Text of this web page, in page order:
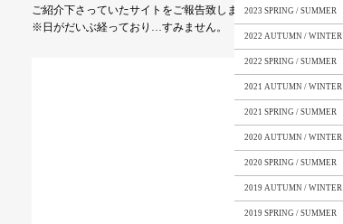
2023 SPRING / SUMMER
2022 AUTUMN / WINTER
2022 SPRING / SUMMER
2021 AUTUMN / WINTER
2021 SPRING / SUMMER
2020 AUTUMN / WINTER
2020 SPRING / SUMMER
2019 AUTUMN / WINTER
2019 SPRING / SUMMER
ご紹介下さっていたサイトをご報告致します。
※日がだいぶ経っており…すみません。